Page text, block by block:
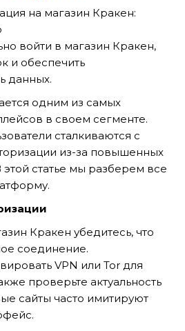
PHÍ VỀ SẢN PHẨM
на магазин Кракен:
войти в магазин Кракен,
и обеспечить
данных.
одним из самых
в своем сегменте.
сталкиваются с
из-за повышенных
статье мы разберем все
Кракен убедитесь, что
соединение.
VPN или Tor для
проверьте актуальность
сайты часто имитируют